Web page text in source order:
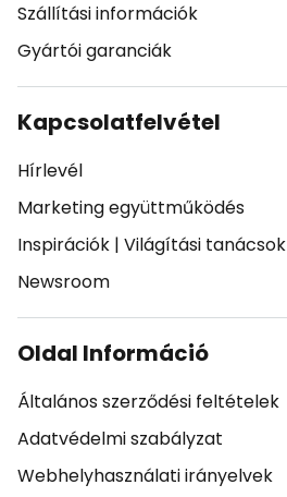
Szállítási információk
Gyártói garanciák
Kapcsolatfelvétel
Hírlevél
Marketing együttműködés
Inspirációk | Világítási tanácsok
Newsroom
Oldal Információ
Általános szerződési feltételek
Adatvédelmi szabályzat
Webhelyhasználati irányelvek